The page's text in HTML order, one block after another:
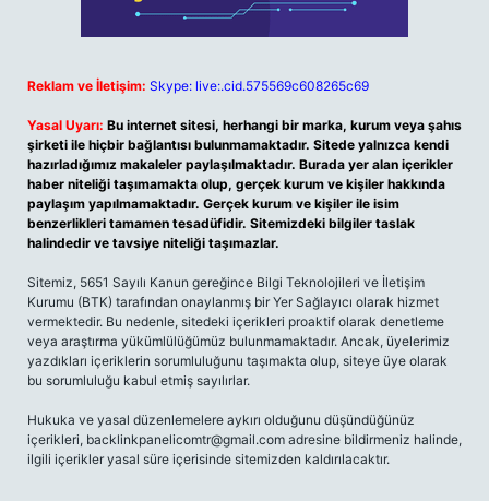
Reklam ve İletişim: Skype: live:.cid.575569c608265c69
Yasal Uyarı: Bu internet sitesi, herhangi bir marka, kurum veya şahıs
şirketi ile hiçbir bağlantısı bulunmamaktadır. Sitede yalnızca kendi
hazırladığımız makaleler paylaşılmaktadır. Burada yer alan içerikler
haber niteliği taşımamakta olup, gerçek kurum ve kişiler hakkında
paylaşım yapılmamaktadır. Gerçek kurum ve kişiler ile isim
benzerlikleri tamamen tesadüfidir. Sitemizdeki bilgiler taslak
halindedir ve tavsiye niteliği taşımazlar.
Sitemiz, 5651 Sayılı Kanun gereğince Bilgi Teknolojileri ve İletişim
Kurumu (BTK) tarafından onaylanmış bir Yer Sağlayıcı olarak hizmet
vermektedir. Bu nedenle, sitedeki içerikleri proaktif olarak denetleme
veya araştırma yükümlülüğümüz bulunmamaktadır. Ancak, üyelerimiz
yazdıkları içeriklerin sorumluluğunu taşımakta olup, siteye üye olarak
bu sorumluluğu kabul etmiş sayılırlar.
Hukuka ve yasal düzenlemelere aykırı olduğunu düşündüğünüz
içerikleri, backlinkpanelicomtr@gmail.com adresine bildirmeniz halinde,
ilgili içerikler yasal süre içerisinde sitemizden kaldırılacaktır.